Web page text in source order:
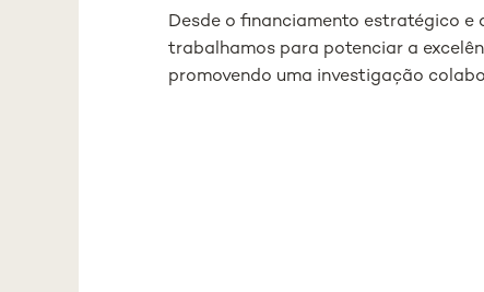
Desde o financiamento estratégico
trabalhamos para potenciar a
promovendo uma investigação